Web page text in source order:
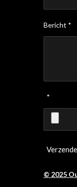
Bericht *
*
© 2025